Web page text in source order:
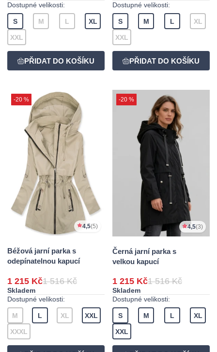
Dostupné velikosti:
S M L XL
XXL
Dostupné velikosti:
S M L XL
XXL
-20 %
4,5(5)
Béžová jarní parka s
odepínatelnou kapucí
1 215 Kč1 516 Kč
Skladem
Dostupné velikosti:
M L XL XXL
XXXL
-20 %
4,5(3)
Černá jarní parka s
velkou kapucí
1 215 Kč1 516 Kč
Skladem
Dostupné velikosti:
S M L XL
XXL